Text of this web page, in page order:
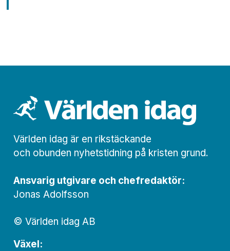
Världen idag är en rikstäckande
och obunden nyhets­­­tidning på kristen grund.
Ansvarig utgivare och chef­redaktör:
Jonas Adolfsson
© Världen idag AB
Växel: